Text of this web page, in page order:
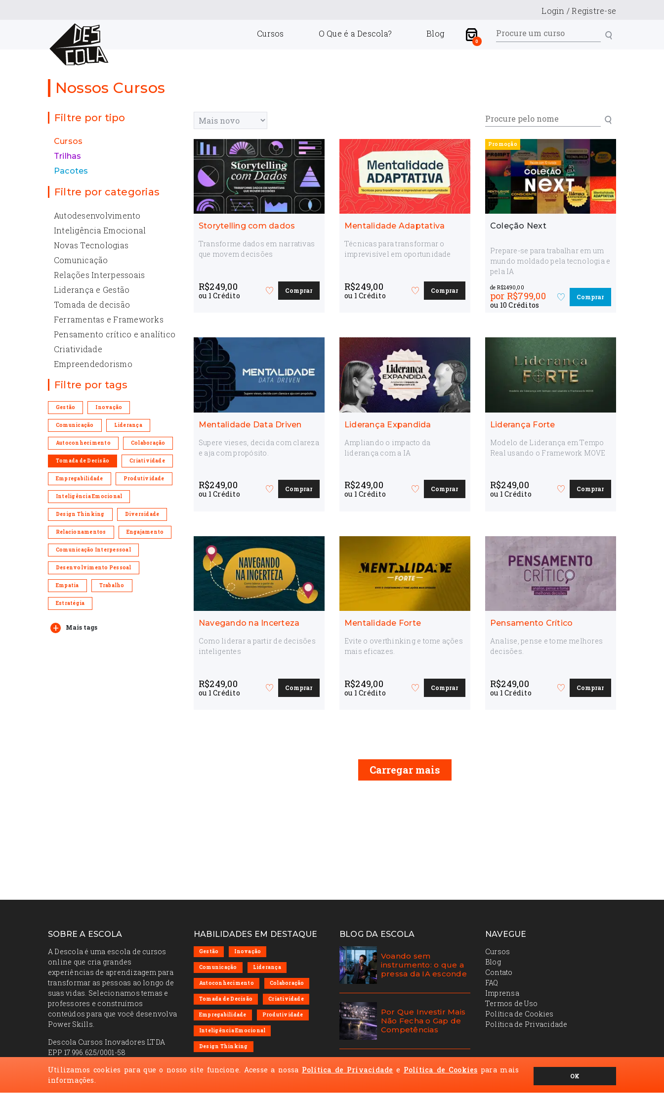
Login /Registre-se
Cursos O Que é a Descola? Blog
0
Nossos Cursos
Filtre por tipo
Cursos
Trilhas
Pacotes
Filtre por categorias
Autodesenvolvimento
Inteligência Emocional
Novas Tecnologias
Comunicação
Relações Interpessoais
Liderança e Gestão
Tomada de decisão
Ferramentas e Frameworks
Pensamento crítico e analítico
Criatividade
Empreendedorismo
Filtre por tags
Gestão Inovação
Comunicação Liderança
Autoconhecimento Colaboração
Tomada de Decisão Criatividade
Empregabilidade Produtividade
Inteligência Emocional
Design Thinking Diversidade
Relacionamentos Engajamento
Comunicação Interpessoal
Desenvolvimento Pessoal
Empatia Trabalho
Estratégia
Mais tags
Storytelling com dados
Transforme dados em narrativas
que movem decisões
R$249,00
ou 1 Crédito
FavoriteComprar
Mentalidade Adaptativa
Técnicas para transformar o
imprevisível em oportunidade
R$249,00
ou 1 Crédito
FavoriteComprar
Promoção
Coleção Next
Prepare-se para trabalhar em um
mundo moldado pela tecnologia e
pela IA
de R$2490,00
por R$799,00
ou 10 Créditos
FavoriteComprar
Mentalidade Data Driven
Supere vieses, decida com clareza
e aja com propósito.
R$249,00
ou 1 Crédito
FavoriteComprar
Liderança Expandida
Ampliando o impacto da
liderança com a IA
R$249,00
ou 1 Crédito
FavoriteComprar
Liderança Forte
Modelo de Liderança em Tempo
Real usando o Framework MOVE
R$249,00
ou 1 Crédito
FavoriteComprar
Navegando na Incerteza
Como liderar a partir de decisões
inteligentes
R$249,00
ou 1 Crédito
FavoriteComprar
Mentalidade Forte
Evite o overthinking e tome ações
mais eficazes.
R$249,00
ou 1 Crédito
FavoriteComprar
Pensamento Crítico
Analise, pense e tome melhores
decisões.
R$249,00
ou 1 Crédito
FavoriteComprar
Carregar mais
SOBRE A ESCOLA
A Descola é uma escola de cursos
online que cria grandes
experiências de aprendizagem para
transformar as pessoas ao longo de
suas vidas. Selecionamos temas e
professores e construímos
conteúdos para que você desenvolva
Power Skills.
Descola Cursos Inovadores LTDA
EPP 17.996.625/0001-58
+55 (11) 5286-7478
HABILIDADES EM DESTAQUE
Gestão Inovação
Comunicação Liderança
Autoconhecimento Colaboração
Tomada de Decisão Criatividade
Empregabilidade Produtividade
Inteligência Emocional
Design Thinking
BLOG DA ESCOLA
Voando sem
instrumento: o que a
pressa da IA esconde
Por Que Investir Mais
Não Fecha o Gap de
Competências
O gap de adaptação
NAVEGUE
Cursos
Blog
Contato
FAQ
Imprensa
Termos de Uso
Política de Cookies
Política de Privacidade
Utilizamos cookies para que o nosso site funcione. Acesse a nossa Política de Privacidade e Política de Cookies para mais
informações.
OK